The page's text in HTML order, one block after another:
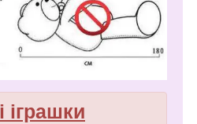
іграшки